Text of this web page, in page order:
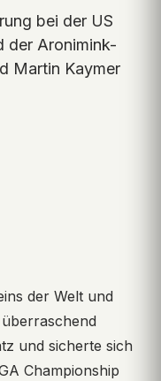
bei der US
der Aronimink-
Martin Kaymer
der Welt und
und sicherte sich
Championship